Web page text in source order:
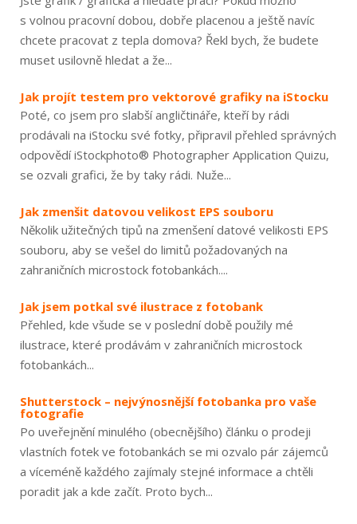
s volnou pracovní dobou, dobře placenou a ještě navíc
chcete pracovat z tepla domova? Řekl bych, že budete
muset usilovně hledat a že...
Jak projít testem pro vektorové grafiky na iStocku
Poté, co jsem pro slabší angličtináře, kteří by rádi
prodávali na iStocku své fotky, připravil přehled správných
odpovědí iStockphoto® Photographer Application Quizu,
se ozvali grafici, že by taky rádi. Nuže...
Jak zmenšit datovou velikost EPS souboru
Několik užitečných tipů na zmenšení datové velikosti EPS
souboru, aby se vešel do limitů požadovaných na
zahraničních microstock fotobankách....
Jak jsem potkal své ilustrace z fotobank
Přehled, kde všude se v poslední době použily mé
ilustrace, které prodávám v zahraničních microstock
fotobankách...
Shutterstock – nejvýnosnější fotobanka pro vaše
fotografie
Po uveřejnění minulého (obecnějšího) článku o prodeji
vlastních fotek ve fotobankách se mi ozvalo pár zájemců
a víceméně každého zajímaly stejné informace a chtěli
poradit jak a kde začít. Proto bych...